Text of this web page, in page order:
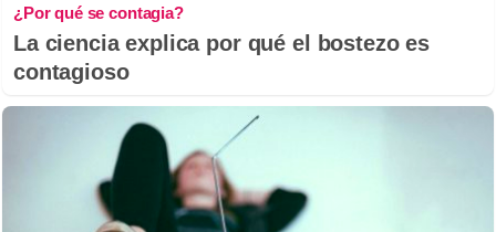
¿Por qué se contagia?
La ciencia explica por qué el bostezo es
contagioso